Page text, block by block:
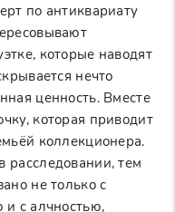
по антиквариату
которые наводят
нечто
ценность. Вместе
которая приводит
коллекционера.
тем
не только с
и с алчностью,